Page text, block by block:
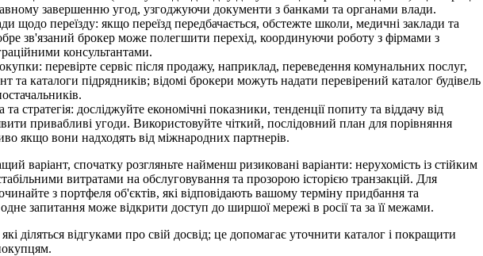
завершенню угод, узгоджуючи документи з банками та органами влади.
щодо переїзду: якщо переїзд передбачається, обстежте школи, медичні заклади та
зв'язаний брокер може полегшити перехід, координуючи роботу з фірмами з
консультантами.
перевірте сервіс після продажу, наприклад, переведення комунальних послуг,
та каталоги підрядників; відомі брокери можуть надати перевірений каталог будівель
та стратегія: досліджуйте економічні показники, тенденції попиту та віддачу від
привабливі угоди. Використовуйте чіткий, послідовний план для порівняння
якщо вони надходять від міжнародних партнерів.
варіант, спочатку розгляньте найменш ризиковані варіанти: нерухомість із стійким
витратами на обслуговування та прозорою історією транзакцій. Для
з портфеля об'єктів, які відповідають вашому терміну придбання та
запитання може відкрити доступ до ширшої мережі в росії та за її межами.
діляться відгуками про свій досвід; це допомагає уточнити каталог і покращити